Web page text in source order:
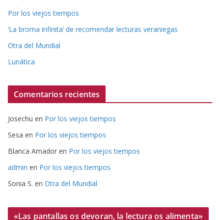
Por los viejos tiempos
‘La broma infinita’ de recomendar lecturas veraniegas
Otra del Mundial
Lunática
Comentarios recientes
Josechu en Por los viejos tiempos
Sesa en Por los viejos tiempos
Blanca Amador en Por los viejos tiempos
admin en Por los viejos tiempos
Sonia S. en Otra del Mundial
«Las pantallas os devoran, la lectura os alimenta»